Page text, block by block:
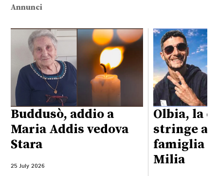
Annunci
Buddusò, addio a
Maria Addis vedova
Stara
25 July 2026
Olbia, la
stringe
famiglia
Milia